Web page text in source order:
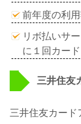
前年度の利
リボ払いサ
に１回カー
三井住友
三井住友カード